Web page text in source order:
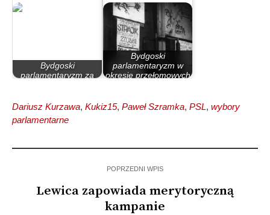
Bydgoski
parlamentaryzm za
Bydgoski
parlamentaryzm w
okresie przełomowych
Dariusz Kurzawa, Kukiz15, Paweł Szramka, PSL, wybory
parlamentarne
POPRZEDNI WPIS
Lewica zapowiada merytoryczną
kampanie